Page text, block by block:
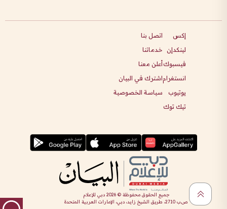
إكس
لينكدإن
فيسبوك
انستغرام
يوتيوب
تيك توك
اتصل بنا
خدماتنا
أعلن معنا
اشترك في البيان
سياسة الخصوصية
جميع الحقوق محفوظة ©2026 دبي للإعلام
ص.ب 2710، طريق الشيخ زايد، دبي، الإمارات العربية المتحدة